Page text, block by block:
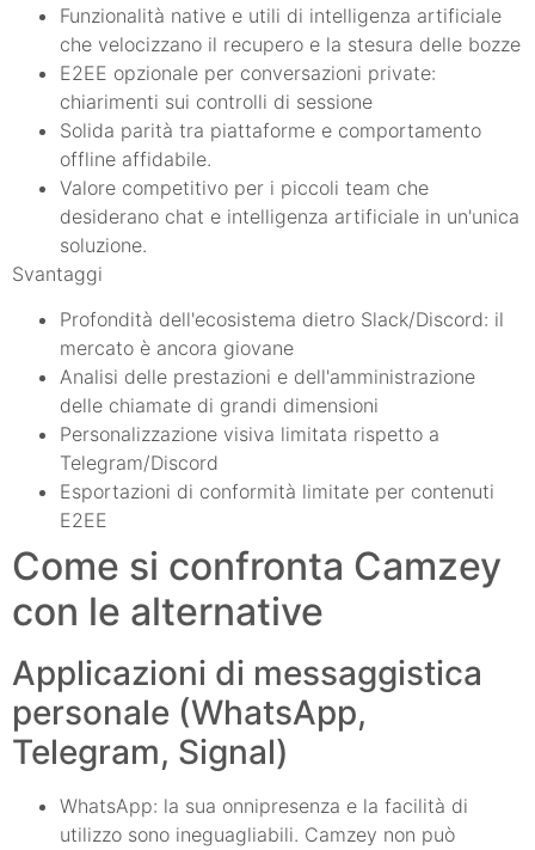
Funzionalità native e utili di intelligenza artificiale
che velocizzano il recupero e la stesura delle bozze
E2EE opzionale per conversazioni private:
chiarimenti sui controlli di sessione
Solida parità tra piattaforme e comportamento
offline affidabile.
Valore competitivo per i piccoli team che
desiderano chat e intelligenza artificiale in un'unica
soluzione.
Svantaggi
Profondità dell'ecosistema dietro Slack/Discord: il
mercato è ancora giovane
Analisi delle prestazioni e dell'amministrazione
delle chiamate di grandi dimensioni
Personalizzazione visiva limitata rispetto a
Telegram/Discord
Esportazioni di conformità limitate per contenuti
E2EE
Come si confronta Camzey
con le alternative
Applicazioni di messaggistica
personale (WhatsApp,
Telegram, Signal)
WhatsApp: la sua onnipresenza e la facilità di
utilizzo sono ineguagliabili. Camzey non può